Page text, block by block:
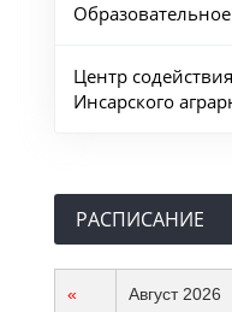
Центр
Инсарского
РАСПИСАНИЕ
« Август 2026